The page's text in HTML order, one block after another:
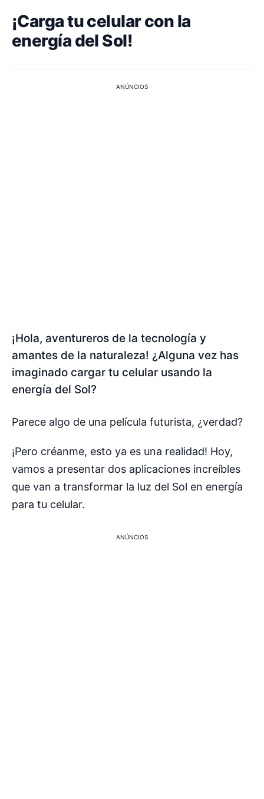
¡Carga tu celular con la
energía del Sol!
ANÚNCIOS
¡Hola, aventureros de la tecnología y
amantes de la naturaleza! ¿Alguna vez has
imaginado cargar tu celular usando la
energía del Sol?
Parece algo de una película futurista, ¿verdad?
¡Pero créanme, esto ya es una realidad! Hoy,
vamos a presentar dos aplicaciones increíbles
que van a transformar la luz del Sol en energía
para tu celular.
ANÚNCIOS